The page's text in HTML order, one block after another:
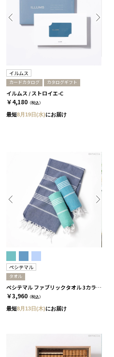
イルムス
カードカタログ カタログギフト
イルムス / ストロイエ-C
￥4,180 （税込）
最短8月19日(水)にお届け
ペシテマル
タオル
ペシテマル ファブリックタオル 3カラー ミント
￥3,960 （税込）
最短8月13日(木)にお届け